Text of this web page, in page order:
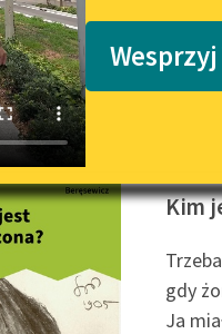
Kim
gdy
Ja